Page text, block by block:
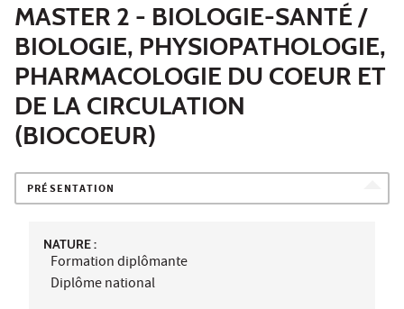
MASTER 2 - BIOLOGIE-SANTÉ /
BIOLOGIE, PHYSIOPATHOLOGIE,
PHARMACOLOGIE DU COEUR ET
DE LA CIRCULATION
(BIOCOEUR)
PRÉSENTATION
NATURE :
Formation diplômante
Diplôme national